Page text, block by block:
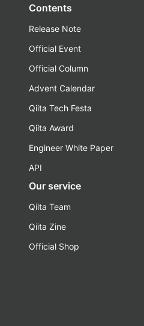
Contents
Release Note
Official Event
Official Column
Advent Calendar
Qiita Tech Festa
Qiita Award
Engineer White Paper
API
Our service
Qiita Team
Qiita Zine
Official Shop